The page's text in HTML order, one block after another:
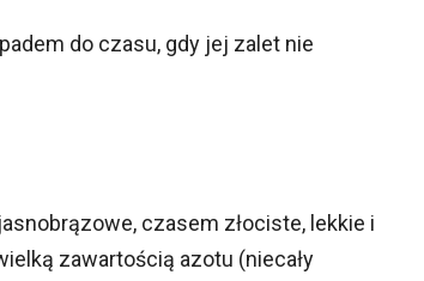
do czasu, gdy jej zalet nie
czasem złociste, lekkie i
zawartością azotu (niecały